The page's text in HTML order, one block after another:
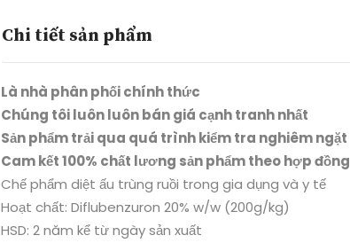
Chi tiết sản phẩm
Là nhà phân phối chính thức
Chúng tôi luôn luôn bán giá cạnh tranh nhất
Sản phẩm trải qua quá trình kiểm tra nghiêm ngặt
Cam kết 100% chất lương sản phẩm theo hợp đồng
Chế phẩm diệt ấu trùng ruồi trong gia dụng và y tế
Hoạt chất: Diflubenzuron 20% w/w (200g/kg)
HSD: 2 năm kể từ ngày sản xuất